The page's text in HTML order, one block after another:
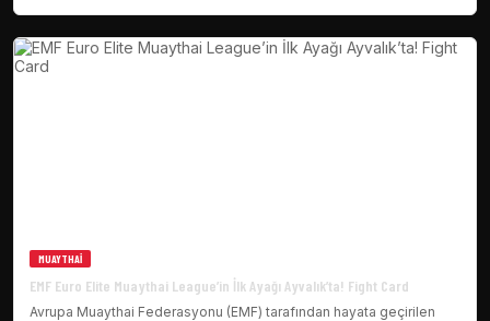
MUAYTHAI
EMF Euro Elite Muaythai League’in İlk Ayağı Ayvalık’ta! Fight Card
Avrupa Muaythai Federasyonu (EMF) tarafından hayata geçirilen